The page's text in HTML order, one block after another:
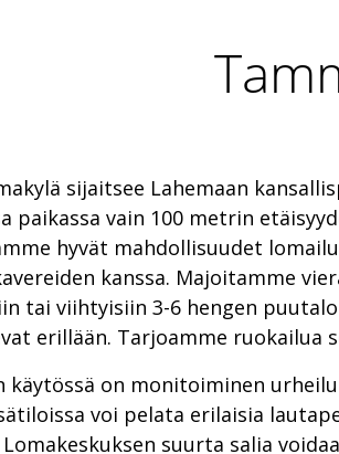
sijaitsee Lahemaan
paikassa vain 100 metrin
hyvät mahdollisuudet
kanssa. Majoitamme
tai viihtyisiin 3-6 hengen
erillään. Tarjoamme ruokailua
käytössä on monitoiminen
voi pelata erilaisia
suurta salia